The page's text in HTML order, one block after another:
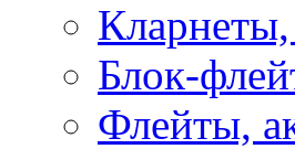
Кларнеты,
Блок-
Флейты,